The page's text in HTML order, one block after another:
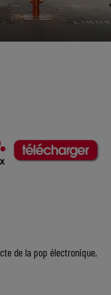
de la pop électronique,